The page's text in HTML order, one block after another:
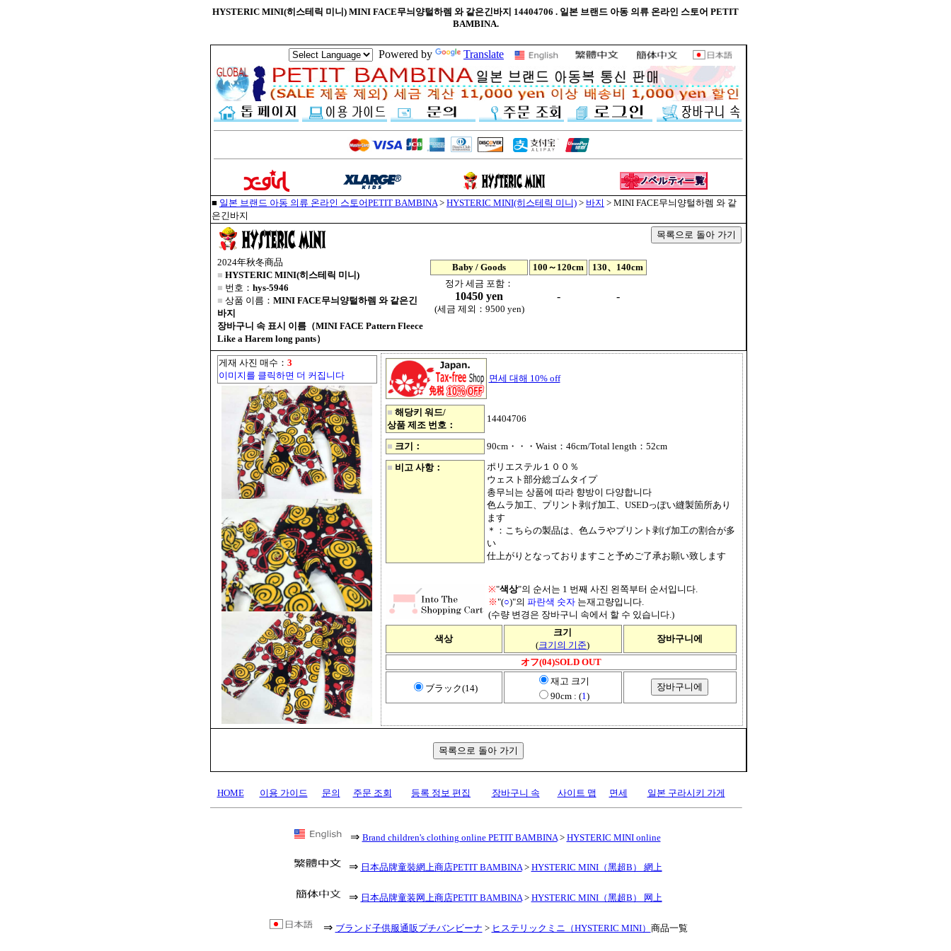
HYSTERIC MINI(히스테릭 미니) MINI FACE무늬양털하렘 와 같은긴바지 14404706 . 일본 브랜드 아동 의류 온라인 스토어 PETIT
BAMBINA.
Powered by Translate
■ 일본 브랜드 아동 의류 온라인 스토어PETIT BAMBINA> HYSTERIC MINI(히스테릭 미니) > 바지 > MINI FACE무늬양털하렘 와 같
은긴바지
Baby / Goods 100～120cm
130、140cm
정가 세금 포함：
10450 yen
(세금 제외：9500 yen)
- -
2024年秋冬商品
■ HYSTERIC MINI(히스테릭 미니)
■ 번호： hys-5946
■ 상품 이름： MINI FACE무늬양털하렘 와 같은긴
바지
장바구니 속 표시 이름（MINI FACE Pattern Fleece
Like a Harem long pants）
게재 사진 매수： 3
이미지를 클릭하면 더 커집니다
면세 대해 10% off
■ 해당키 워드/
상품 제조 번호：
14404706
■ 크기：
90cm・・・Waist：46cm/Total length：52cm
■ 비고 사항：
ポリエステル１００％
ウェスト部分総ゴムタイプ
총무늬는 상품에 따라 향방이 다양합니다
色ムラ加工、プリント剥げ加工、USEDっぽい縫製箇所あり
ます
＊：こちらの製品は、色ムラやプリント剥げ加工の割合が多
い
仕上がりとなっておりますこと予めご了承お願い致します
※"색상"의 순서는 1 번째 사진 왼쪽부터 순서입니다.
※"(○)"의 파란색 숫자는재고량입니다.
(수량 변경은 장바구니 속에서 할 수 있습니다.)
색상
크기
(크기의 기준)
장바구니에
オフ(04)SOLD OUT
ブラック(14)
재고 크기
90cm : (1)
HOME 이용 가이드 문의 주문 조회 등록 정보 편집 장바구니 속 사이트 맵 면세 일본 구라시키 가게
⇒ Brand children's clothing online PETIT BAMBINA> HYSTERIC MINI online
⇒ 日本品牌童裝網上商店PETIT BAMBINA> HYSTERIC MINI（黑超B） 網上
⇒ 日本品牌童装网上商店PETIT BAMBINA> HYSTERIC MINI（黑超B） 网上
⇒ ブランド子供服通販プチバンビーナ > ヒステリックミニ（HYSTERIC MINI） 商品一覧